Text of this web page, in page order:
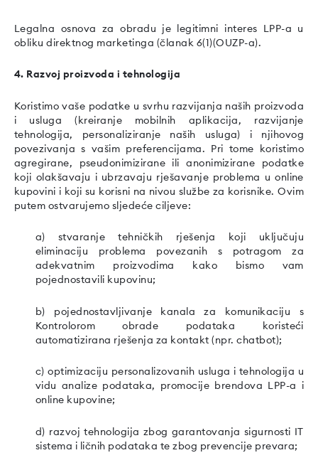
Legalna osnova za obradu je legitimni interes LPP-a u
obliku direktnog marketinga (članak 6(1)(OUZP-a).
4. Razvoj proizvoda i tehnologija
Koristimo vaše podatke u svrhu razvijanja naših proizvoda
i usluga (kreiranje mobilnih aplikacija, razvijanje
tehnologija, personaliziranje naših usluga) i njihovog
povezivanja s vašim preferencijama. Pri tome koristimo
agregirane, pseudonimizirane ili anonimizirane podatke
koji olakšavaju i ubrzavaju rješavanje problema u online
kupovini i koji su korisni na nivou službe za korisnike. Ovim
putem ostvarujemo sljedeće ciljeve:
a) stvaranje tehničkih rješenja koji uključuju
eliminaciju problema povezanih s potragom za
adekvatnim proizvodima kako bismo vam
pojednostavili kupovinu;
b) pojednostavljivanje kanala za komunikaciju s
Kontrolorom obrade podataka koristeći
automatizirana rješenja za kontakt (npr. chatbot);
c) optimizaciju personalizovanih usluga i tehnologija u
vidu analize podataka, promocije brendova LPP-a i
online kupovine;
d) razvoj tehnologija zbog garantovanja sigurnosti IT
sistema i ličnih podataka te zbog prevencije prevara;